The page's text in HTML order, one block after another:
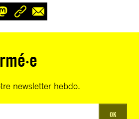
newsletter hebdo.
OK